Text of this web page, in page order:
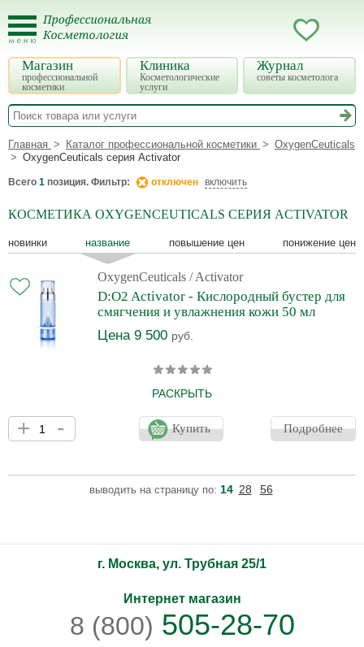
Магазин
профессиональной
косметики
Клиника
Косметологические
услуги
Журнал
советы косметолога
Главная Каталог профессиональной косметики
OxygenCeuticals
OxygenCeuticals серия Activator
Всего 1 позиция. Фильтр: отключен включить
КОСМЕТИКА OXYGENCEUTICALS СЕРИЯ ACTIVATOR
новинки название повышение цен понижение цен
OxygenCeuticals / Activator
D:O2 Activator - Кислородный бустер для
смягчения и увлажнения кожи 50 мл
Цена 9 500 руб.
РАСКРЫТЬ
Премиум бустер-мист окутает кожу нежной дымкой из чистого
кислорода и сверхглубинной морской воды без соли. После
пребывания на солнце, в сухих помещениях, на морозе, при
эстетических процедур для мгновенного облегчения состояния.
Также является идеальным средством для борьбы с приливами
+ - Купить Подробнее
выводить на страницу по: 14 28 56
г. Москва, ул. Трубная 25/1
Интернет магазин
8 (800) 505-28-70